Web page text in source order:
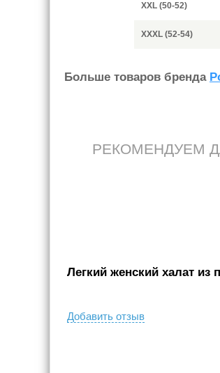
XXL (50-52)
XXXL (52-54)
Больше товаров бренда
РЕКОМЕНДУЕМ
Легкий женский халат из
Добавить отзыв